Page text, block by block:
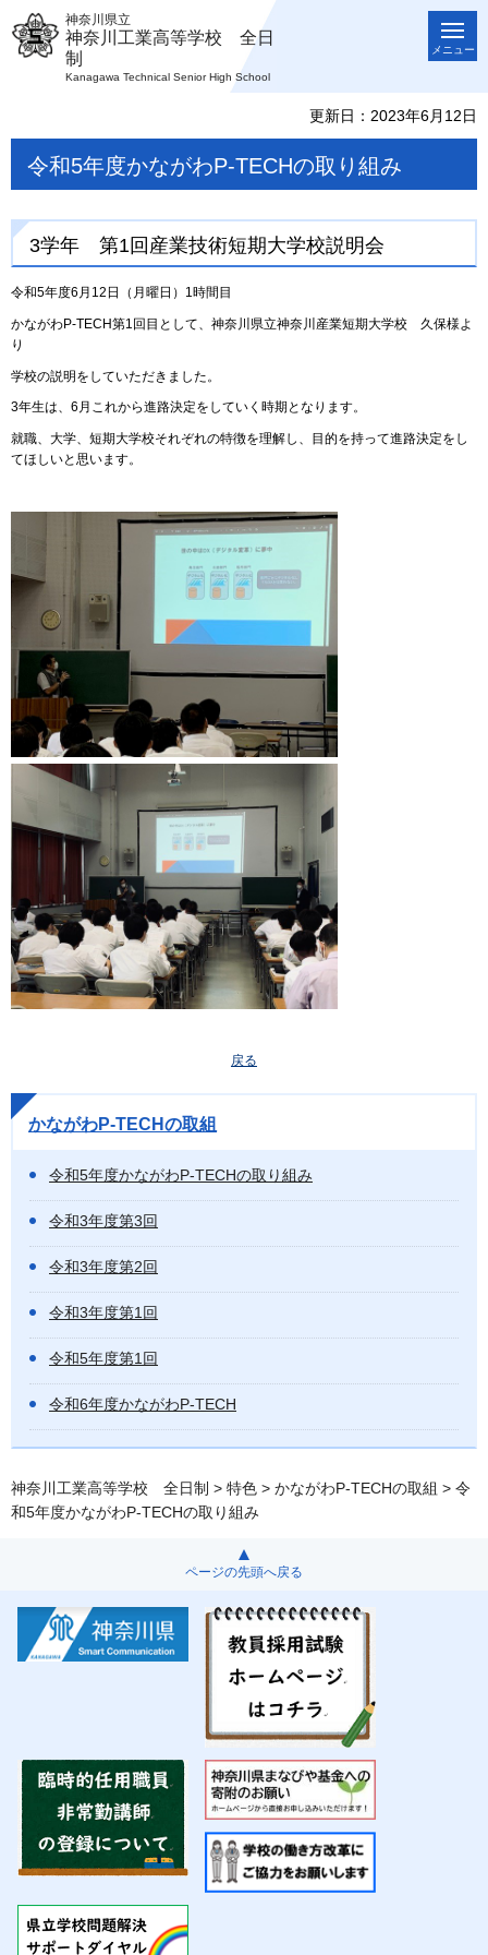
神奈川県立
神奈川工業高等学校 全日
制
Kanagawa Technical Senior High School
メニュー
更新日：2023年6月12日
令和5年度かながわP-TECHの取り組み
3学年 第1回産業技術短期大学校説明会
令和5年度6月12日（月曜日）1時間目
かながわP-TECH第1回目として、神奈川県立神奈川産業短期大学校 久保様よ
り
学校の説明をしていただきました。
3年生は、6月これから進路決定をしていく時期となります。
就職、大学、短期大学校それぞれの特徴を理解し、目的を持って進路決定をし
てほしいと思います。
戻る
かながわP-TECHの取組
令和5年度かながわP-TECHの取り組み
令和3年度第3回
令和3年度第2回
令和3年度第1回
令和5年度第1回
令和6年度かながわP-TECH
神奈川工業高等学校 全日制 > 特色 > かながわP-TECHの取組 > 令
和5年度かながわP-TECHの取り組み
ページの先頭へ戻る